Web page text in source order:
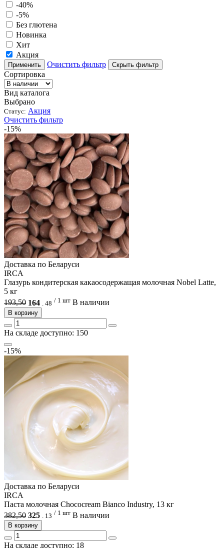
-40%
-5%
Без глютена
Новинка
Хит
Акция
Применить Очистить фильтр Скрыть фильтр
Сортировка
Вид каталога
Выбрано
Статус: Акция
Очистить фильтр
-15%
Доcтавка по Беларуси
IRCA
Глазурь кондитерская какаосодержащая молочная Nobel Latte,
5 кг
193,50 164 48 / 1 шт В наличии
В корзину
На складе доступно: 150
-15%
Доcтавка по Беларуси
IRCA
Паста молочная Chococream Bianco Industry, 13 кг
382,50 325 . 13 / 1 шт В наличии
В корзину
На складе доступно: 18